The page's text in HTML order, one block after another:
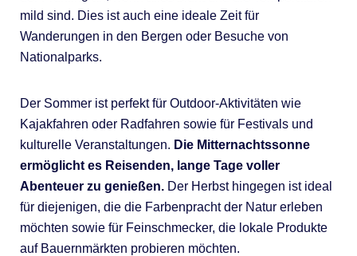
mild sind. Dies ist auch eine ideale Zeit für
Wanderungen in den Bergen oder Besuche von
Nationalparks.
Der Sommer ist perfekt für Outdoor-Aktivitäten wie
Kajakfahren oder Radfahren sowie für Festivals und
kulturelle Veranstaltungen. Die Mitternachtssonne
ermöglicht es Reisenden, lange Tage voller
Abenteuer zu genießen.Der Herbst hingegen ist ideal
für diejenigen, die die Farbenpracht der Natur erleben
möchten sowie für Feinschmecker, die lokale Produkte
auf Bauernmärkten probieren möchten.